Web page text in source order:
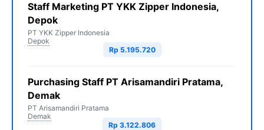
Staff Marketing PT YKK Zipper Indonesia,
Depok
PT YKK Zipper Indonesia
Depok
Rp 5.195.720
Purchasing Staff PT Arisamandiri Pratama,
Demak
PT Arisamandiri Pratama
Demak
Rp 3.122.806